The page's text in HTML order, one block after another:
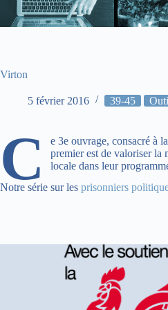
Virton
5 février 2016 39-45
C
e 3e ouvrage, consacré à
premier est de valoriser la
locale dans leur
Notre série sur les prisonniers